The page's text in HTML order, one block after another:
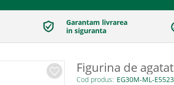
Garantam livrarea
in siguranta
Figurina de agatat
Cod produs: